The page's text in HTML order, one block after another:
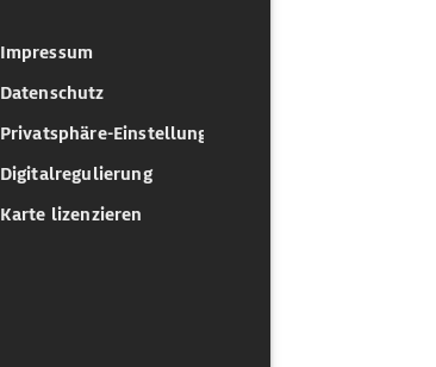
Impressum
Datenschutz
Privatsphäre-Einstellungen
Digitalregulierung
Karte lizenzieren